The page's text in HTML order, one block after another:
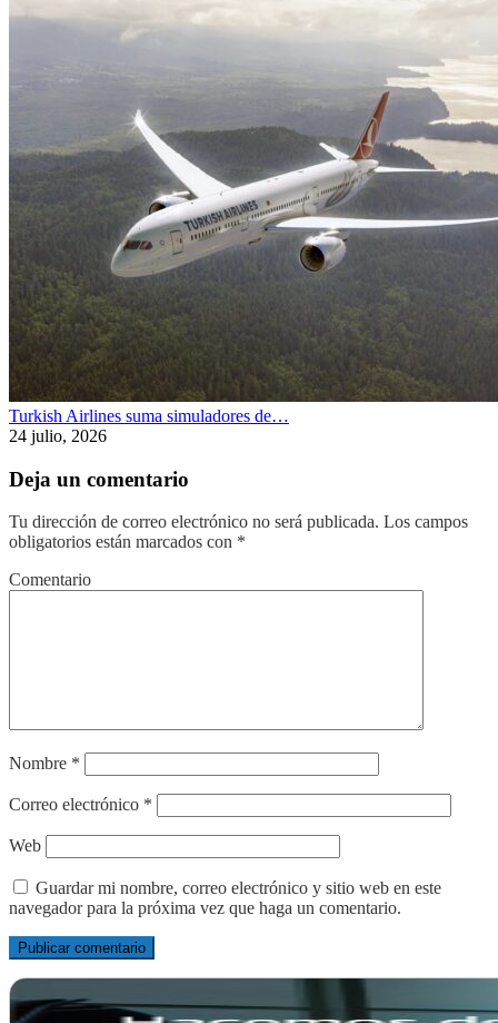
Turkish Airlines suma simuladores de…
24 julio, 2026
Deja un comentario
Tu dirección de correo electrónico no será publicada. Los campos
obligatorios están marcados con *
Comentario
Nombre *
Correo electrónico *
Web
Guardar mi nombre, correo electrónico y sitio web en este
navegador para la próxima vez que haga un comentario.